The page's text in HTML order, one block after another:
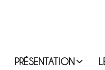
PRÉSENTATION